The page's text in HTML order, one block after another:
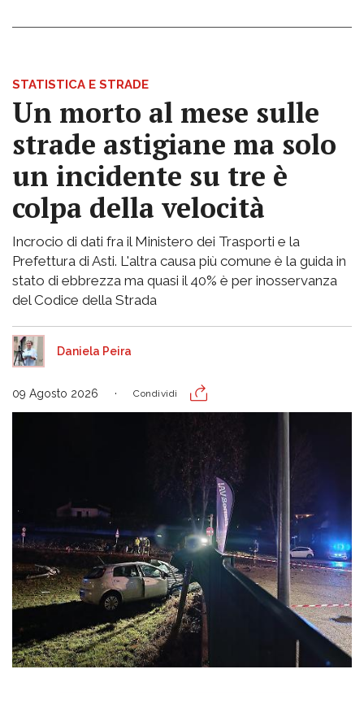
STATISTICA E STRADE
Un morto al mese sulle
strade astigiane ma solo
un incidente su tre è
colpa della velocità
Incrocio di dati fra il Ministero dei Trasporti e la
Prefettura di Asti. L'altra causa più comune è la guida in
stato di ebbrezza ma quasi il 40% è per inosservanza
del Codice della Strada
Daniela Peira
09 Agosto 2026 Condividi